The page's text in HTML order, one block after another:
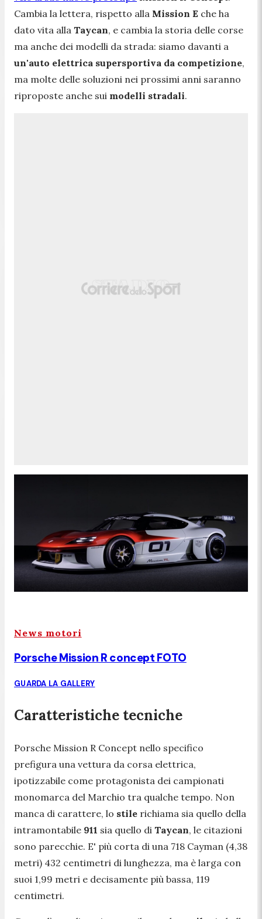
Cambia la lettera, rispetto alla Mission E che ha
dato vita alla Taycan, e cambia la storia delle corse
ma anche dei modelli da strada: siamo davanti a
un'auto elettrica supersportiva da competizione,
ma molte delle soluzioni nei prossimi anni saranno
riproposte anche sui modelli stradali.
News motori
Porsche Mission R concept FOTO
GUARDA LA GALLERY
Caratteristiche tecniche
Porsche Mission R Concept nello specifico
prefigura una vettura da corsa elettrica,
ipotizzabile come protagonista dei campionati
monomarca del Marchio tra qualche tempo. Non
manca di carattere, lo stile richiama sia quello della
intramontabile 911 sia quello di Taycan, le citazioni
sono parecchie. E' più corta di una 718 Cayman (4,38
metri) 432 centimetri di lunghezza, ma è larga con
suoi 1,99 metri e decisamente più bassa, 119
centimetri.